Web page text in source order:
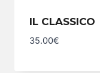
IL CLASSICO
35.00€
Il